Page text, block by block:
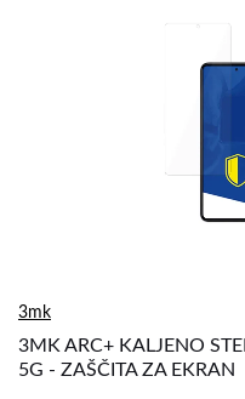
3mk
3MK ARC+ KALJENO
5G - ZAŠČITA ZA EKRAN